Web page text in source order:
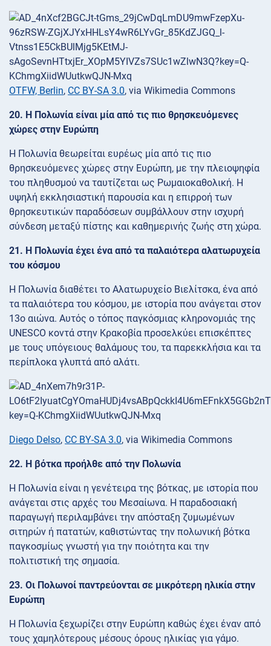
OTFW, Berlin, CC BY-SA 3.0, via Wikimedia Commons
20. Η Πολωνία είναι μία από τις πιο θρησκευόμενες
χώρες στην Ευρώπη
Η Πολωνία θεωρείται ευρέως μία από τις πιο
θρησκευόμενες χώρες στην Ευρώπη, με την πλειοψηφία
του πληθυσμού να ταυτίζεται ως Ρωμαιοκαθολική. Η
υψηλή εκκλησιαστική παρουσία και η επιρροή των
θρησκευτικών παραδόσεων συμβάλλουν στην ισχυρή
σύνδεση μεταξύ πίστης και καθημερινής ζωής στη χώρα.
21. Η Πολωνία έχει ένα από τα παλαιότερα αλατωρυχεία
του κόσμου
Η Πολωνία διαθέτει το Αλατωρυχείο Βιελίτσκα, ένα από
τα παλαιότερα του κόσμου, με ιστορία που ανάγεται στον
13ο αιώνα. Αυτός ο τόπος παγκόσμιας κληρονομιάς της
UNESCO κοντά στην Κρακοβία προσελκύει επισκέπτες
με τους υπόγειους θαλάμους του, τα παρεκκλήσια και τα
περίπλοκα γλυπτά από αλάτι.
Diego Delso, CC BY-SA 3.0, via Wikimedia Commons
22. Η βότκα προήλθε από την Πολωνία
Η Πολωνία είναι η γενέτειρα της βότκας, με ιστορία που
ανάγεται στις αρχές του Μεσαίωνα. Η παραδοσιακή
παραγωγή περιλαμβάνει την απόσταξη ζυμωμένων
σιτηρών ή πατατών, καθιστώντας την πολωνική βότκα
παγκοσμίως γνωστή για την ποιότητα και την
πολιτιστική της σημασία.
23. Οι Πολωνοί παντρεύονται σε μικρότερη ηλικία στην
Ευρώπη
Η Πολωνία ξεχωρίζει στην Ευρώπη καθώς έχει έναν από
τους χαμηλότερους μέσους όρους ηλικίας για γάμο.